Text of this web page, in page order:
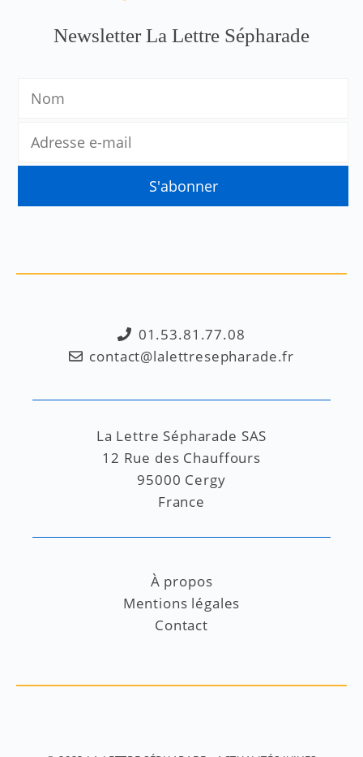
Newsletter La Lettre Sépharade
01.53.81.77.08
contact@lalettresepharade.fr
La Lettre Sépharade SAS
12 Rue des Chauffours
95000 Cergy
France
À propos
Mentions légales
Contact